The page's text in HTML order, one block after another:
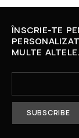
ÎNSCRIE-TE
MULTE ALTELE.